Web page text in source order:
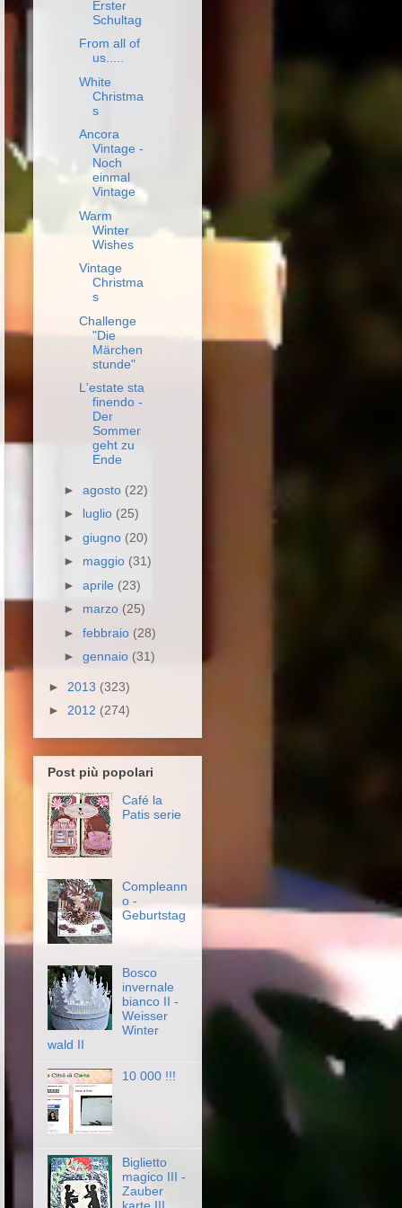
Erster
Schultag
From all of
us.....
White
Christma
s
Ancora
Vintage -
Noch
einmal
Vintage
Warm
Winter
Wishes
Vintage
Christma
s
Challenge
"Die
Märchen
stunde"
L'estate sta
finendo -
Der
Sommer
geht zu
Ende
► agosto (22)
► luglio (25)
► giugno (20)
► maggio (31)
► aprile (23)
► marzo (25)
► febbraio (28)
► gennaio (31)
► 2013 (323)
► 2012 (274)
Post più popolari
Café la
Patis serie
Compleann
o -
Geburtstag
Bosco
invernale
bianco II -
Weisser
Winter
wald II
10 000 !!!
Biglietto
magico III -
Zauber
karte III